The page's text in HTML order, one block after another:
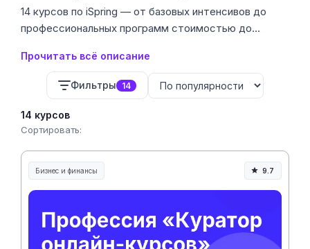
14 курсов по iSpring — от базовых интенсивов до
профессиональных программ стоимостью до
школ, которые обучают работе с конструктором
курсов iSpring Suite и системе управления обучением
iSpring Learn.
Прочитать всё описание
Фильтры 14
14 курсов
Сортировать:
Бизнес и финансы 9.7